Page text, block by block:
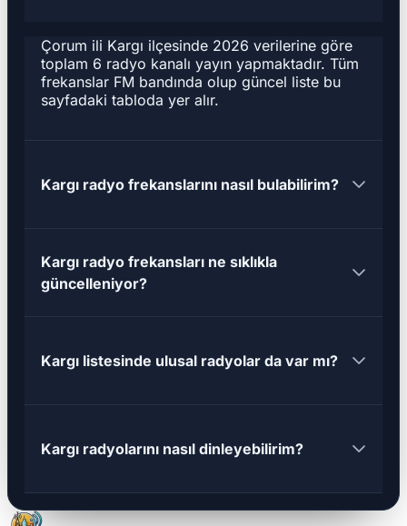
Çorum ili Kargı ilçesinde 2026 verilerine göre
toplam 6 radyo kanalı yayın yapmaktadır. Tüm
frekanslar FM bandında olup güncel liste bu
sayfadaki tabloda yer alır.
Kargı radyo frekanslarını nasıl bulabilirim?
Kargı radyo frekansları ne sıklıkla
güncelleniyor?
Kargı listesinde ulusal radyolar da var mı?
Kargı radyolarını nasıl dinleyebilirim?